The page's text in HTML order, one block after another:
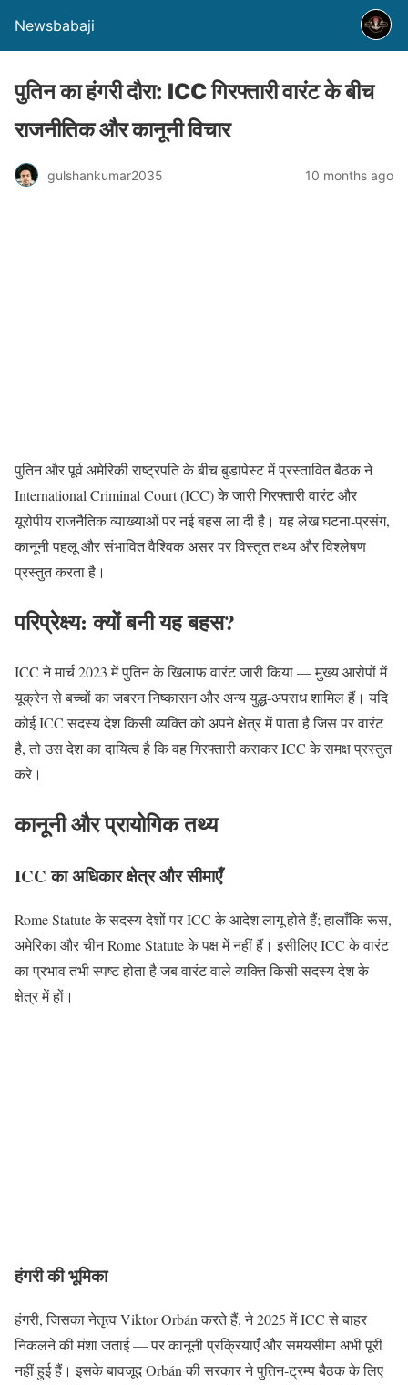
Newsbabaji
पुतिन का हंगरी दौरा: ICC गिरफ्तारी वारंट के बीच
राजनीतिक और कानूनी विचार
gulshankumar2035 10 months ago
पुतिन और पूर्व अमेरिकी राष्ट्रपति के बीच बुडापेस्ट में प्रस्तावित बैठक ने
International Criminal Court (ICC) के जारी गिरफ्तारी वारंट और
यूरोपीय राजनैतिक व्याख्याओं पर नई बहस ला दी है। यह लेख घटना‑प्रसंग,
कानूनी पहलू और संभावित वैश्विक असर पर विस्तृत तथ्य और विश्लेषण
प्रस्तुत करता है।
परिप्रेक्ष्य: क्यों बनी यह बहस?
ICC ने मार्च 2023 में पुतिन के खिलाफ वारंट जारी किया — मुख्य आरोपों में
यूक्रेन से बच्चों का जबरन निष्कासन और अन्य युद्ध‑अपराध शामिल हैं। यदि
कोई ICC सदस्य देश किसी व्यक्ति को अपने क्षेत्र में पाता है जिस पर वारंट
है, तो उस देश का दायित्व है कि वह गिरफ्तारी कराकर ICC के समक्ष प्रस्तुत
करे।
कानूनी और प्रायोगिक तथ्य
ICC का अधिकार क्षेत्र और सीमाएँ
Rome Statute के सदस्य देशों पर ICC के आदेश लागू होते हैं; हालाँकि रूस,
अमेरिका और चीन Rome Statute के पक्ष में नहीं हैं। इसीलिए ICC के वारंट
का प्रभाव तभी स्पष्ट होता है जब वारंट वाले व्यक्ति किसी सदस्य देश के
क्षेत्र में हों।
हंगरी की भूमिका
हंगरी, जिसका नेतृत्व Viktor Orbán करते हैं, ने 2025 में ICC से बाहर
निकलने की मंशा जताई — पर कानूनी प्रक्रियाएँ और समयसीमा अभी पूरी
नहीं हुई हैं। इसके बावजूद Orbán की सरकार ने पुतिन‑ट्रम्प बैठक के लिए